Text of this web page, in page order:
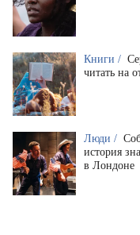
Книги /
читать на
Люди /
история
в Лондоне